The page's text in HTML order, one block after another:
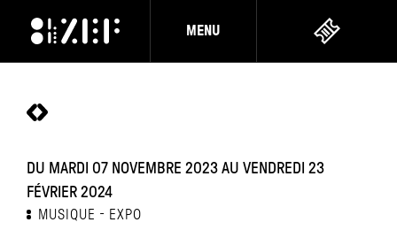
MENU
DU MARDI 07 NOVEMBRE 2023 AU VENDREDI 23
FÉVRIER 2024
MUSIQUE EXPO